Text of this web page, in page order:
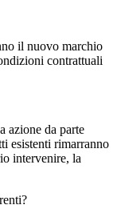
il nuovo marchio
contrattuali
azione da parte
esistenti rimarranno
intervenire, la